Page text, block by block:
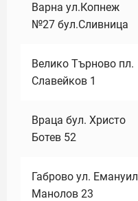
Варна ул.Копнеж
№27 бул.Сливница
Велико Търново пл.
Славейков 1
Враца бул. Христо
Ботев 52
Габрово ул. Емануил
Манолов 23